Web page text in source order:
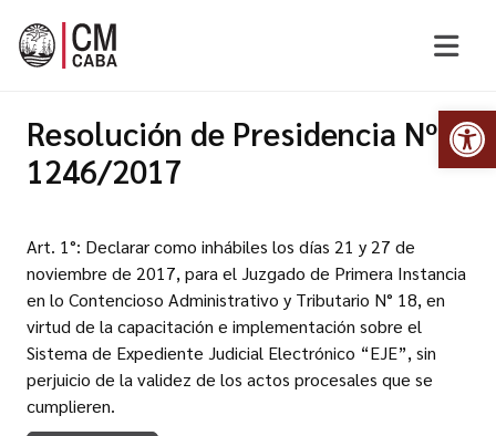
Resolución de Presidencia Nº
1246/2017
Art. 1°: Declarar como inhábiles los días 21 y 27 de
noviembre de 2017, para el Juzgado de Primera Instancia
en lo Contencioso Administrativo y Tributario N° 18, en
virtud de la capacitación e implementación sobre el
Sistema de Expediente Judicial Electrónico “EJE”, sin
perjuicio de la validez de los actos procesales que se
cumplieren.